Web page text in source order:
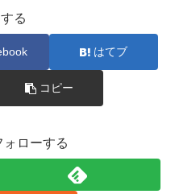
る
はてブ
コピー
ォローする